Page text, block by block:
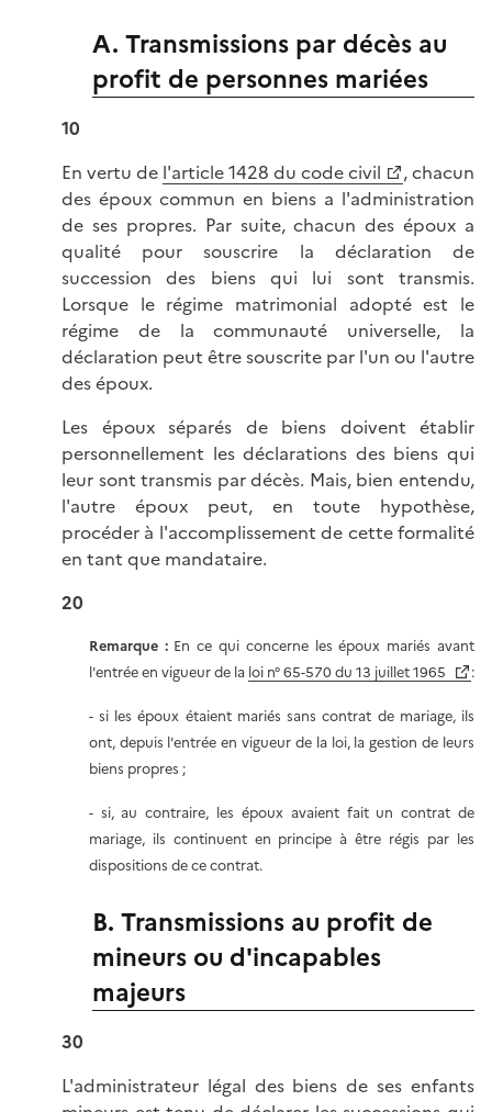
A. Transmissions par décès au
profit de personnes mariées
10
En vertu de l'article 1428 du code civil
, chacun
des époux commun en biens a l'administration
de ses propres. Par suite, chacun des époux a
qualité pour souscrire la déclaration de
succession des biens qui lui sont transmis.
Lorsque le régime matrimonial adopté est le
régime de la communauté universelle, la
déclaration peut être souscrite par l'un ou l'autre
des époux.
Les époux séparés de biens doivent établir
personnellement les déclarations des biens qui
leur sont transmis par décès. Mais, bien entendu,
l'autre époux peut, en toute hypothèse,
procéder à l'accomplissement de cette formalité
en tant que mandataire.
20
Remarque : En ce qui concerne les époux mariés avant
l'entrée en vigueur de la loi n° 65-570 du 13 juillet 1965 :
- si les époux étaient mariés sans contrat de mariage, ils
ont, depuis l'entrée en vigueur de la loi, la gestion de leurs
biens propres ;
- si, au contraire, les époux avaient fait un contrat de
mariage, ils continuent en principe à être régis par les
dispositions de ce contrat.
B. Transmissions au profit de
mineurs ou d'incapables
majeurs
30
L'administrateur légal des biens de ses enfants